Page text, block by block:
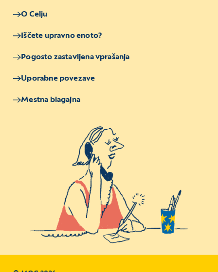
O Celju
Iščete upravno enoto?
Pogosto zastavljena vprašanja
Uporabne povezave
Mestna blagajna